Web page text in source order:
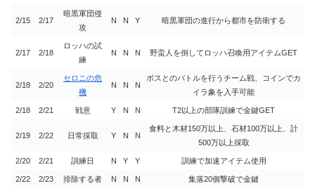
2/15 2/17
暗黒軍団侵
攻
N N Y 暗黒軍団の進行から都市を防衛する
2/17 2/18
ロッハの試
練
N N N 野蛮人を倒してロッハ召喚用アイテムGET
2/18 2/20
セロニの危
機
N N N
ボスとのバトルを行うチーム戦、コインでカ
イラ象を入手可能
2/18 2/21 戦意 Y N N T2以上の部隊訓練で金鍵GET
2/19 2/22 日常採取 Y N N
食料と木材150万以上、石材100万以上、計
500万以上採取
2/20 2/21 訓練日 N Y Y 訓練で加速アイテム使用
2/22 2/23 排除する者 N N N 集落20個撃破で金鍵